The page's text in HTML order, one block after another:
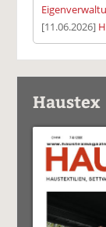
[11.06.2026]
Haustex